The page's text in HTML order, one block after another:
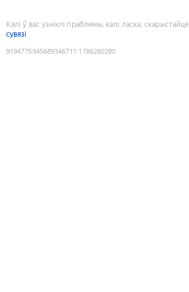
Калі ў вас узніклі праблемы, калі ласка, скарыстайце
сувязі
9194775945689346711 :1786280280